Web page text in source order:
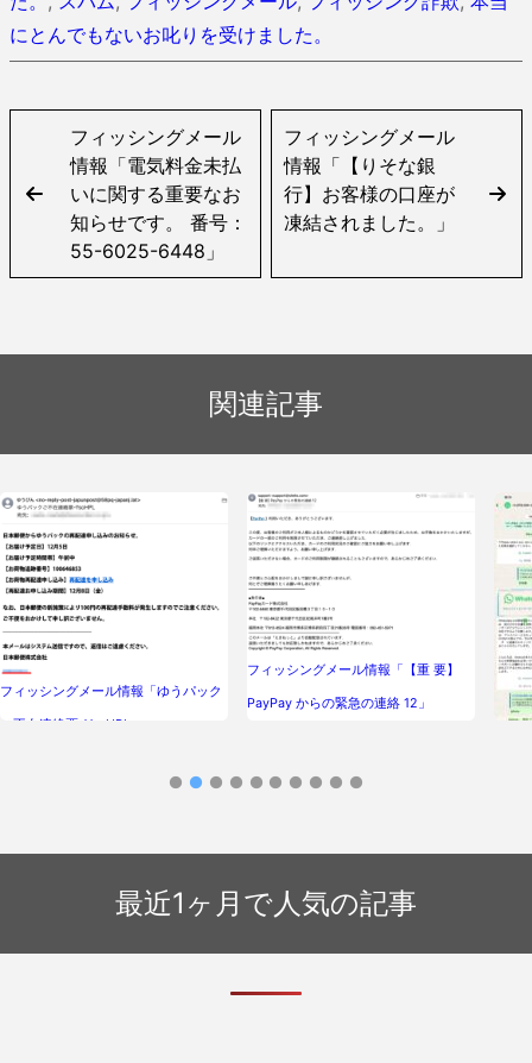
にとんでもないお叱りを受けました。
フィッシングメール
情報「電気料金未払
いに関する重要なお
知らせです。 番号：
55-6025-6448」
フィッシングメール
情報「【りそな銀
行】お客様の口座が
凍結されました。」
関連記事
フィッシングメール情報「ゆうパック
ご不在連絡票-YsoHPL」
フィッシングメール情報「【重 要】
PayPay からの緊急の連絡 12」
最近1ヶ月で人気の記事